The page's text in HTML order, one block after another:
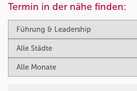
Termin in der nähe finden: